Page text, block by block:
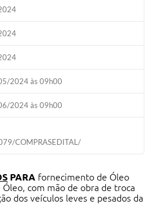
2024 às 09h00
2024 às 09h00
COMPRASEDITAL/
PARA fornecimento de Óleo
com mão de obra de troca
dos veículos leves e pesados da